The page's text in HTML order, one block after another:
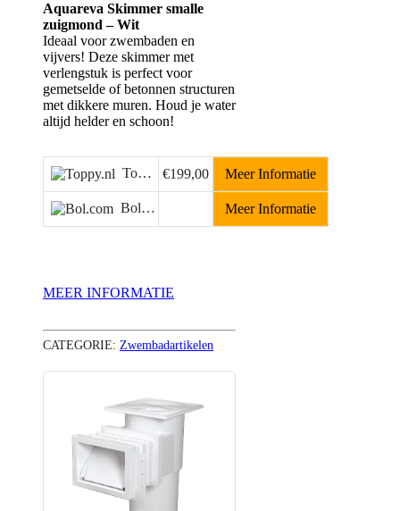
Aquareva Skimmer smalle
zuigmond – Wit
Ideaal voor zwembaden en
vijvers! Deze skimmer met
verlengstuk is perfect voor
gemetselde of betonnen structuren
met dikkere muren. Houd je water
altijd helder en schoon!
Toppy.nl €199,00 Meer Informatie
Bol.com Meer Informatie
MEER INFORMATIE
CATEGORIE: Zwembadartikelen